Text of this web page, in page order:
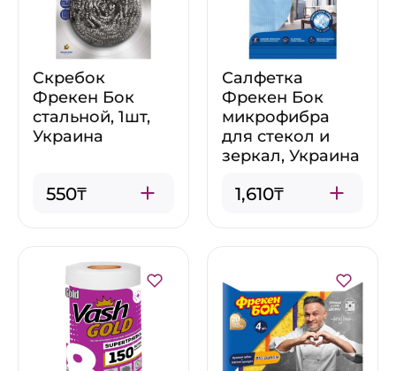
Скребок
Фрекен Бок
стальной, 1шт,
Украина
550₸
Салфетка
Фрекен Бок
микрофибра
для стекол и
зеркал, Украина
1,610₸